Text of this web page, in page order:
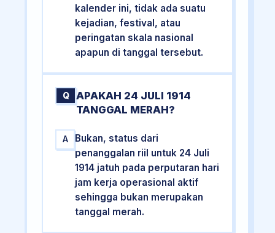
kalender ini, tidak ada suatu
kejadian, festival, atau
peringatan skala nasional
apapun di tanggal tersebut.
Q
APAKAH 24 JULI 1914
TANGGAL MERAH?
A
Bukan, status dari
penanggalan riil untuk 24 Juli
1914 jatuh pada perputaran hari
jam kerja operasional aktif
sehingga bukan merupakan
tanggal merah.